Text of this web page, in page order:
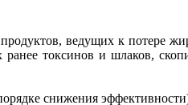
ведущих к потере
токсинов и шлаков,
снижения